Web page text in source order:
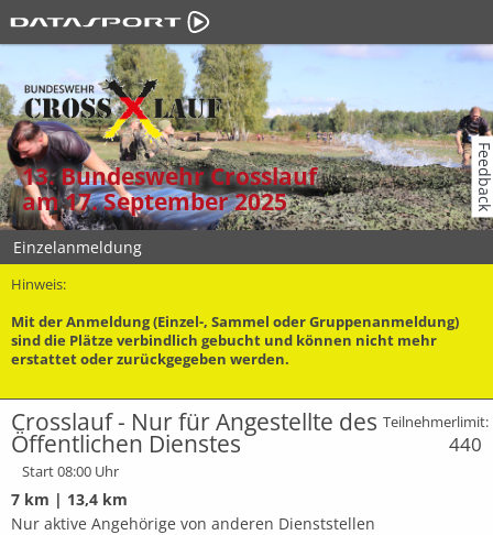
13. Bundeswehr Crosslauf
am 17. September 2025
Einzelanmeldung
Hinweis:
Mit der Anmeldung (Einzel-, Sammel oder Gruppenanmeldung)
sind die Plätze verbindlich gebucht und können nicht mehr
erstattet oder zurückgegeben werden.
Crosslauf - Nur für Angestellte des
Öffentlichen Dienstes
Start 08:00 Uhr
7 km | 13,4 km
Nur aktive Angehörige von anderen Dienststellen
Teilnehmerlimit:
440